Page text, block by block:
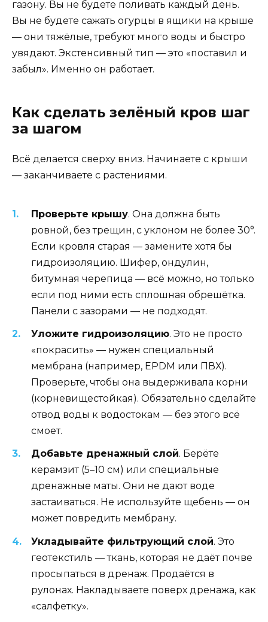
газону. Вы не будете поливать каждый день.
Вы не будете сажать огурцы в ящики на крыше
— они тяжёлые, требуют много воды и быстро
увядают. Экстенсивный тип — это «поставил и
забыл». Именно он работает.
Как сделать зелёный кров шаг
за шагом
Всё делается сверху вниз. Начинаете с крыши
— заканчиваете с растениями.
Проверьте крышу. Она должна быть
ровной, без трещин, с уклоном не более 30°.
Если кровля старая — замените хотя бы
гидроизоляцию. Шифер, ондулин,
битумная черепица — всё можно, но только
если под ними есть сплошная обрешётка.
Панели с зазорами — не подходят.
Уложите гидроизоляцию. Это не просто
«покрасить» — нужен специальный
мембрана (например, EPDM или ПВХ).
Проверьте, чтобы она выдерживала корни
(корневищестойкая). Обязательно сделайте
отвод воды к водостокам — без этого всё
смоет.
Добавьте дренажный слой. Берёте
керамзит (5–10 см) или специальные
дренажные маты. Они не дают воде
застаиваться. Не используйте щебень — он
может повредить мембрану.
Укладывайте фильтрующий слой. Это
геотекстиль — ткань, которая не даёт почве
просыпаться в дренаж. Продаётся в
рулонах. Накладываете поверх дренажа, как
«салфетку».